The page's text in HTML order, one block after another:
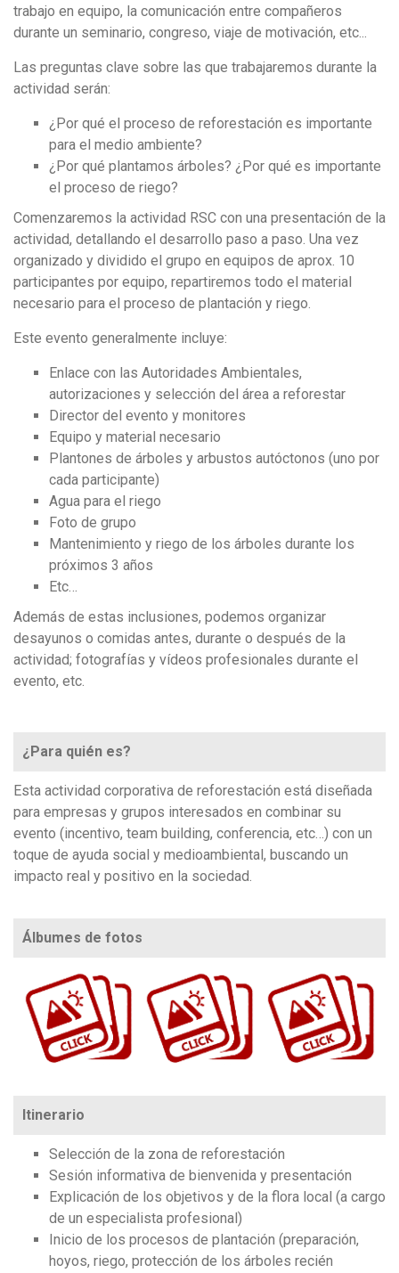
trabajo en equipo, la comunicación entre compañeros
durante un seminario, congreso, viaje de motivación, etc...
Las preguntas clave sobre las que trabajaremos durante la
actividad serán:
¿Por qué el proceso de reforestación es importante
para el medio ambiente?
¿Por qué plantamos árboles? ¿Por qué es importante
el proceso de riego?
Comenzaremos la actividad RSC con una presentación de la
actividad, detallando el desarrollo paso a paso. Una vez
organizado y dividido el grupo en equipos de aprox. 10
participantes por equipo, repartiremos todo el material
necesario para el proceso de plantación y riego.
Este evento generalmente incluye:
Enlace con las Autoridades Ambientales,
autorizaciones y selección del área a reforestar
Director del evento y monitores
Equipo y material necesario
Plantones de árboles y arbustos autóctonos (uno por
cada participante)
Agua para el riego
Foto de grupo
Mantenimiento y riego de los árboles durante los
próximos 3 años
Etc…
Además de estas inclusiones, podemos organizar
desayunos o comidas antes, durante o después de la
actividad; fotografías y vídeos profesionales durante el
evento, etc.
¿Para quién es?
Esta actividad corporativa de reforestación está diseñada
para empresas y grupos interesados en combinar su
evento (incentivo, team building, conferencia, etc…) con un
toque de ayuda social y medioambiental, buscando un
impacto real y positivo en la sociedad.
Álbumes de fotos
Itinerario
Selección de la zona de reforestación
Sesión informativa de bienvenida y presentación
Explicación de los objetivos y de la flora local (a cargo
de un especialista profesional)
Inicio de los procesos de plantación (preparación,
hoyos, riego, protección de los árboles recién